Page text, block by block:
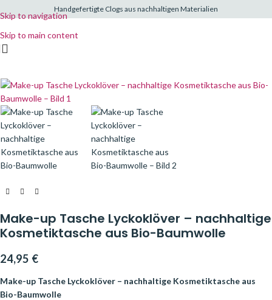
Skip to navigation
Skip to main content
Handgefertigte Clogs aus nachhaltigen Materialien
Make-up Tasche Lyckoklöver – nachhaltige
Kosmetiktasche aus Bio-Baumwolle
24,95 €
Make-up Tasche Lyckoklöver – nachhaltige Kosmetiktasche aus
Bio-Baumwolle